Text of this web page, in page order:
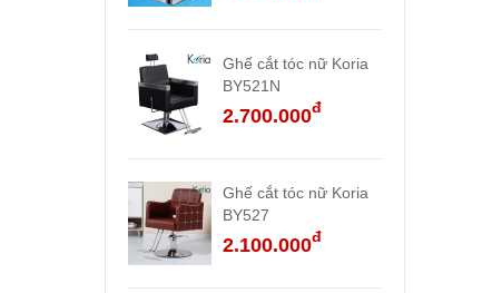
Ghế cắt tóc nữ Koria
BY521N
2.700.000đ
Ghế cắt tóc nữ Koria
BY527
2.100.000đ